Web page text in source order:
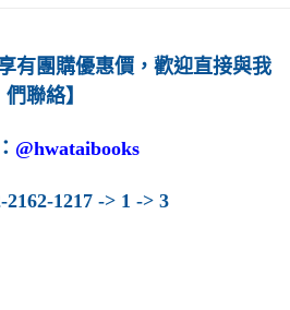
有團購優惠價，歡迎直接與我
們聯絡】
： @hwataibooks
2162-1217 -> 1 -> 3